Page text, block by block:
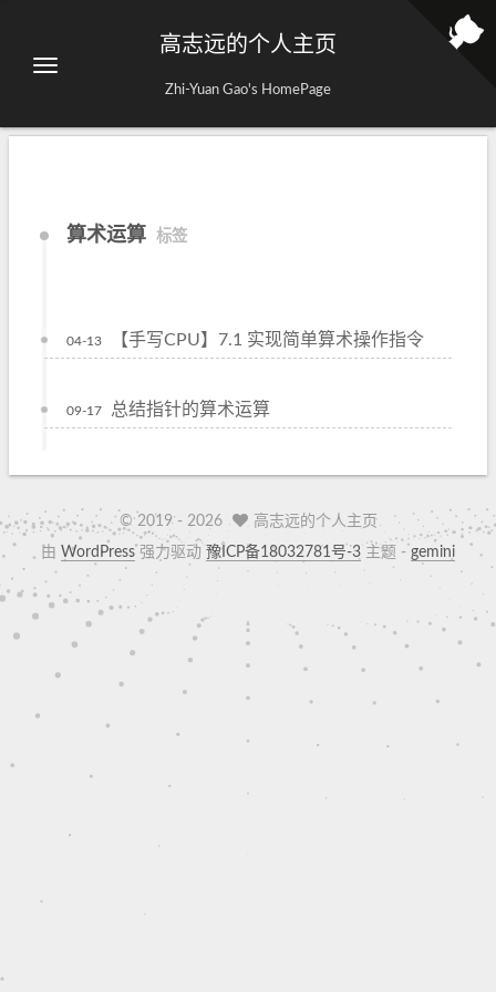
高志远的个人主页
Zhi-Yuan Gao's HomePage
算术运算 标签
【手写CPU】7.1 实现简单算术操作指令
04-13
总结指针的算术运算
09-17
© 2019 - 2026
高志远的个人主页
由 WordPress 强力驱动 豫ICP备18032781号-3 主题 - gemini